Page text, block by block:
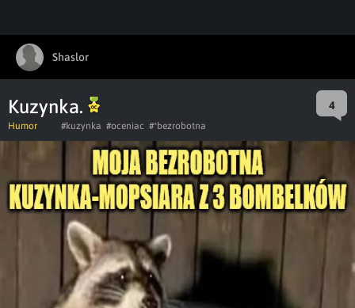
Shaslor
Kuzynka. 4
Humor #kuzynka #oceniac #*bezrobotna